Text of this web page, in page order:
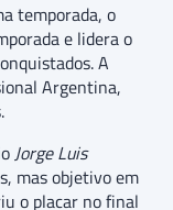
temporada, o
e lidera o
A
Argentina,
Jorge Luis
mas objetivo em
o placar no final